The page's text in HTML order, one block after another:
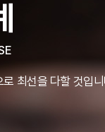
최선을 다할 것입